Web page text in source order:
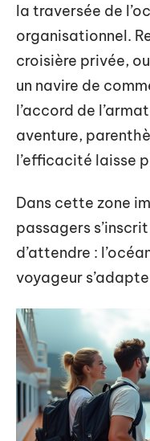
la traversée de
organisationnel.
croisière privée,
un navire de
l’accord de
aventure,
l’efficacité laisse
Dans cette zone
passagers
d’attendre :
voyageur